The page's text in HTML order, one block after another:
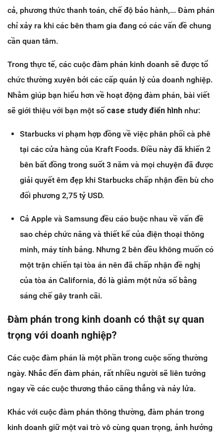
cả, phương thức thanh toán, chế độ bảo hành,... Đàm phán
chỉ xảy ra khi các bên tham gia đang có các vấn đề chung
cần quan tâm.
Trong thực tế, các cuộc đàm phán kinh doanh sẽ được tổ
chức thường xuyên bởi các cấp quản lý của doanh nghiệp.
Nhằm giúp bạn hiểu hơn về hoạt động đàm phán, bài viết
sẽ giới thiệu với bạn một số case study điển hình như:
Starbucks vi phạm hợp đồng về việc phân phối cà phê
tại các cửa hàng của Kraft Foods. Điều này đã khiến 2
bên bất đồng trong suốt 3 năm và mọi chuyện đã được
giải quyết êm đẹp khi Starbucks chấp nhận đền bù cho
đối phương 2,75 tỷ USD.
Cả Apple và Samsung đều cáo buộc nhau về vấn đề
sao chép chức năng và thiết kế của điện thoại thông
minh, máy tính bảng. Nhưng 2 bên đều không muốn có
một trận chiến tại tòa án nên đã chấp nhận đề nghị
của tòa án California, đó là giảm một nửa số bằng
sáng chế gây tranh cãi.
Đàm phán trong kinh doanh có thật sự quan
trọng với doanh nghiệp?
Các cuộc đàm phán là một phần trong cuộc sống thường
ngày. Nhắc đến đàm phán, rất nhiều người sẽ liên tưởng
ngay về các cuộc thương thảo căng thẳng và nảy lửa.
Khác với cuộc đàm phán thông thường, đàm phán trong
kinh doanh giữ một vai trò vô cùng quan trọng, ảnh hưởng